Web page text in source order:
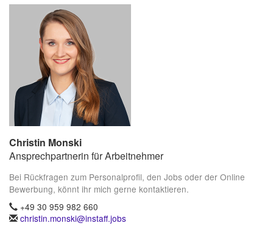
Christin Monski
Ansprechpartnerin für Arbeitnehmer
Bei Rückfragen zum Personalprofil, den Jobs oder der Online
Bewerbung, könnt ihr mich gerne kontaktieren.
+49 30 959 982 660
christin.monski@instaff.jobs